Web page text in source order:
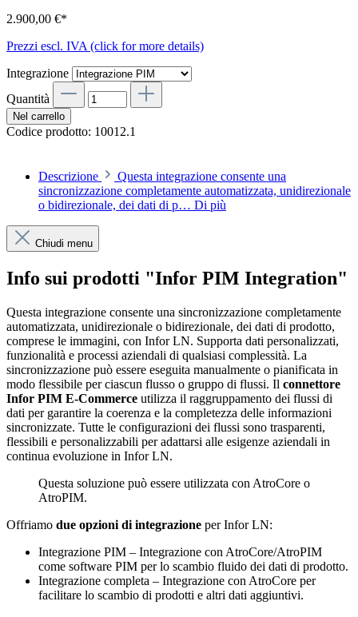
2.900,00 €*
Prezzi escl. IVA (click for more details)
Integrazione
Quantità
Nel carrello
Codice prodotto: 10012.1
Descrizione
Questa integrazione consente una
sincronizzazione completamente automatizzata, unidirezionale
o bidirezionale, dei dati di p… Di più
Chiudi menu
Info sui prodotti "Infor PIM Integration"
Questa integrazione consente una sincronizzazione completamente
automatizzata, unidirezionale o bidirezionale, dei dati di prodotto,
comprese le immagini, con Infor LN. Supporta dati personalizzati,
funzionalità e processi aziendali di qualsiasi complessità. La
sincronizzazione può essere eseguita manualmente o pianificata in
modo flessibile per ciascun flusso o gruppo di flussi. Il connettore
Infor PIM E-Commerce utilizza il raggruppamento dei flussi di
dati per garantire la coerenza e la completezza delle informazioni
sincronizzate. Tutte le configurazioni dei flussi sono trasparenti,
flessibili e personalizzabili per adattarsi alle esigenze aziendali in
continua evoluzione in Infor LN.
Questa soluzione può essere utilizzata con AtroCore o
AtroPIM.
Offriamo due opzioni di integrazione per Infor LN:
Integrazione PIM – Integrazione con AtroCore/AtroPIM
come software PIM per lo scambio fluido dei dati di prodotto.
Integrazione completa – Integrazione con AtroCore per
facilitare lo scambio di prodotti e altri dati aggiuntivi.